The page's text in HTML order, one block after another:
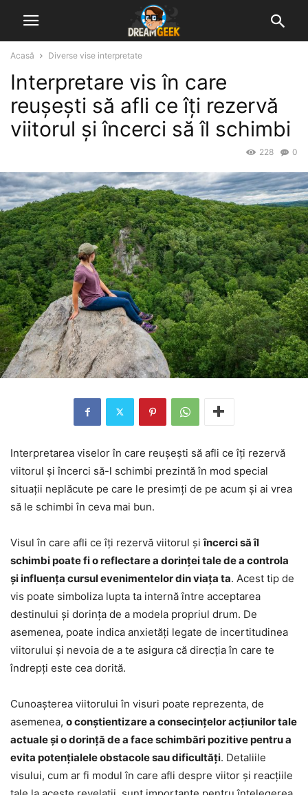
Acasă Diverse vise interpretate
Interpretare vis în care
reușești să afli ce îți rezervă
viitorul și încerci să îl schimbi
0
228
Interpretarea viselor în care reușești să afli ce îți rezervă
viitorul și încerci să-l schimbi prezintă în mod special
situații neplăcute pe care le presimți de pe acum și ai vrea
să le schimbi în ceva mai bun.
Visul în care afli ce îți rezervă viitorul șiîncerci să îl
schimbi poate fi o reflectare a dorinței tale de a controla
și influența cursul evenimentelor din viața ta. Acest tip de
vis poate simboliza lupta ta internă între acceptarea
destinului și dorința de a modela propriul drum. De
asemenea, poate indica anxietăți legate de incertitudinea
viitorului și nevoia de a te asigura că direcția în care te
îndrepți este cea dorită.
Cunoașterea viitorului în visuri poate reprezenta, de
asemenea, o conștientizare a consecințelor acțiunilor tale
actuale și o dorință de a face schimbări pozitive pentru a
evita potențialele obstacole sau dificultăți. Detaliile
visului, cum ar fi modul în care afli despre viitor și reacțiile